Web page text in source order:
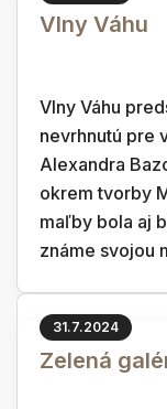
Vlny Váhu
Vlny Váhu
nevrhnutú pre
Alexandra
okrem tvorby
maľby bola aj
známe svojou
31.7.2024
Zelená